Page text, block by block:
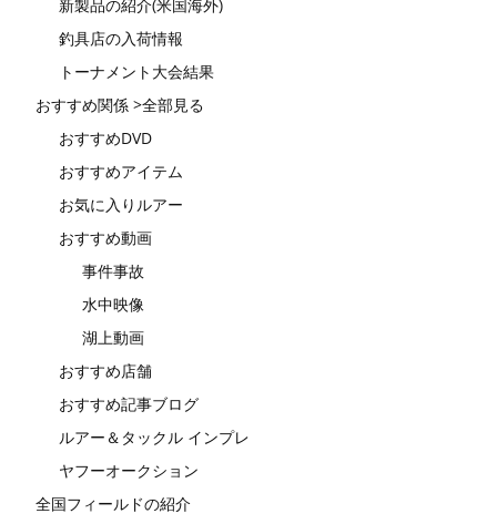
新製品の紹介(米国海外)
釣具店の入荷情報
トーナメント大会結果
おすすめ関係 >全部見る
おすすめDVD
おすすめアイテム
お気に入りルアー
おすすめ動画
事件事故
水中映像
湖上動画
おすすめ店舗
おすすめ記事ブログ
ルアー＆タックル インプレ
ヤフーオークション
全国フィールドの紹介